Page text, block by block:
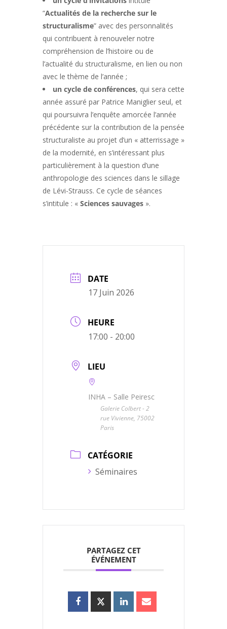
“Actualités de la recherche sur le
structuralisme” avec des personnalités
qui contribuent à renouveler notre
compréhension de l’histoire ou de
l’actualité du structuralisme, en lien ou non
avec le thème de l’année ;
un cycle de conférences, qui sera cette
année assuré par Patrice Maniglier seul, et
qui poursuivra l’enquête amorcée l’année
précédente sur la contribution de la pensée
structuraliste au projet d’un « atterrissage »
de la modernité, en s’intéressant plus
particulièrement à la question d’une
anthropologie des sciences dans le sillage
de Lévi-Strauss. Ce cycle de séances
s’intitule : « Sciences sauvages ».
DATE
17 Juin 2026
HEURE
17:00 - 20:00
LIEU
INHA – Salle Peiresc
Galerie Colbert - 2
rue Vivienne, 75002
Paris
CATÉGORIE
Séminaires
PARTAGEZ CET
ÉVÉNEMENT